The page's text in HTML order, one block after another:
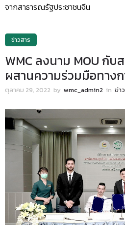
จากสาธารณรัฐประชาชนจีน
ข่าวสาร
WMC ลงนาม MOU กับ
ผสานความร่วมมือทาง
ตุลาคม 29, 2022 by wmc_admin2 in ข่า